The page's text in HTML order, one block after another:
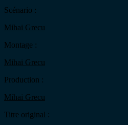
Scénario :
Mihai Grecu
Montage :
Mihai Grecu
Production :
Mihai Grecu
Titre original :